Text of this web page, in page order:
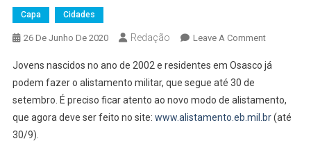
Capa Cidades
26 De Junho De 2020 Redação Leave A CommentOn
Nascidos
2002
Já
Jovens nascidos no ano de 2002 e residentes em Osasco já
podem fazer o alistamento militar, que segue até 30 de
setembro. É preciso ficar atento ao novo modo de alistamento,
que agora deve ser feito no site: www.alistamento.eb.mil.br(até
30/9).